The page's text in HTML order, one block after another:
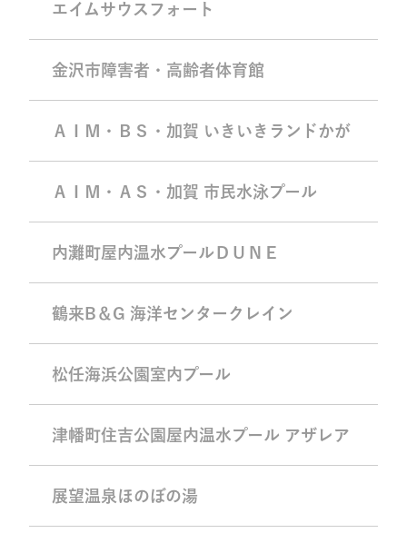
エイムサウスフォート
金沢市障害者・高齢者体育館
ＡＩＭ・ＢＳ・加賀 いきいきランドかが
ＡＩＭ・ＡＳ・加賀 市民水泳プール
内灘町屋内温水プールＤＵＮＥ
鶴来B＆G 海洋センタークレイン
松任海浜公園室内プール
津幡町住吉公園屋内温水プール アザレア
展望温泉ほのぼの湯